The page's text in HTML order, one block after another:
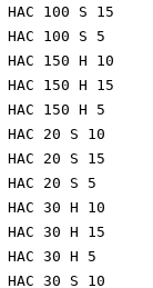
HAC 100 S 15
HAC 100 S 5
HAC 150 H 10
HAC 150 H 15
HAC 150 H 5
HAC 20 S 10
HAC 20 S 15
HAC 20 S 5
HAC 30 H 10
HAC 30 H 15
HAC 30 H 5
HAC 30 S 10